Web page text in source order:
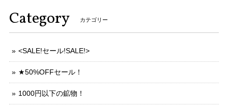
Category カテゴリー
<SALE!セール!SALE!>
★50%OFFセール！
1000円以下の鉱物！